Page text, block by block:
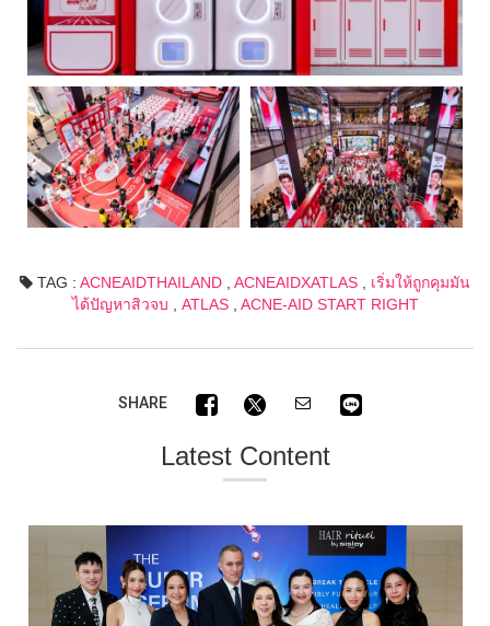
TAG : ACNEAIDTHAILAND , ACNEAIDXATLAS , เริ่มให้ถูกคุมมัน
ได้ปัญหาสิวจบ , ATLAS, ACNE-AID START RIGHT
SHARE
Latest Content